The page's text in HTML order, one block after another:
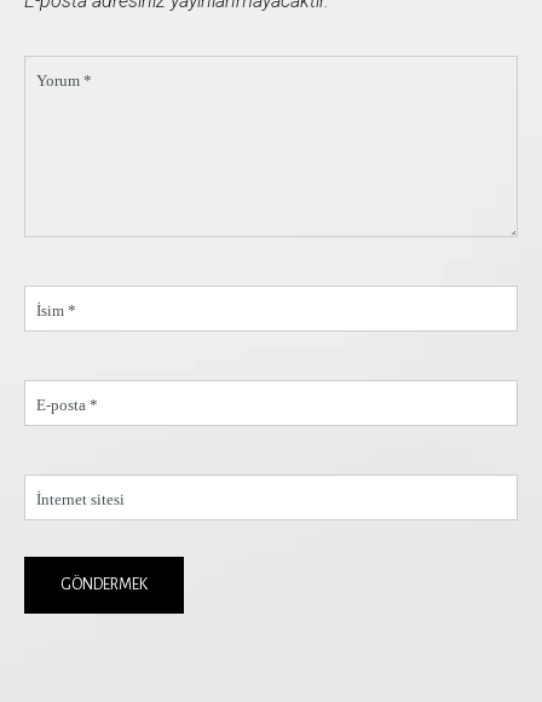
Yorum *
İsim *
E-posta *
İnternet sitesi